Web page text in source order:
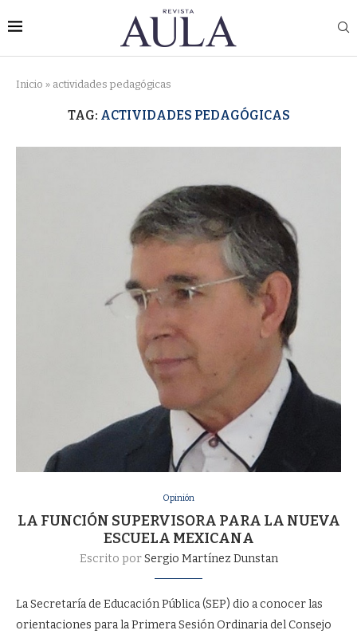
Inicio » actividades pedagógicas
TAG: ACTIVIDADES PEDAGÓGICAS
Opinión
LA FUNCIÓN SUPERVISORA PARA LA NUEVA
ESCUELA MEXICANA
Escrito porSergio Martínez Dunstan
La Secretaría de Educación Pública (SEP) dio a conocer las
orientaciones para la Primera Sesión Ordinaria del Consejo